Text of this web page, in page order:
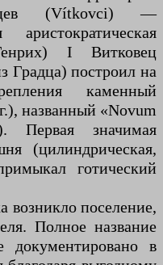
(Vítkovci) —
I Витковец
Градца) построил на
каменный
названный «Novum
Первая значимая
(цилиндрическая,
готический
возникло поселение,
Полное название
документировано в